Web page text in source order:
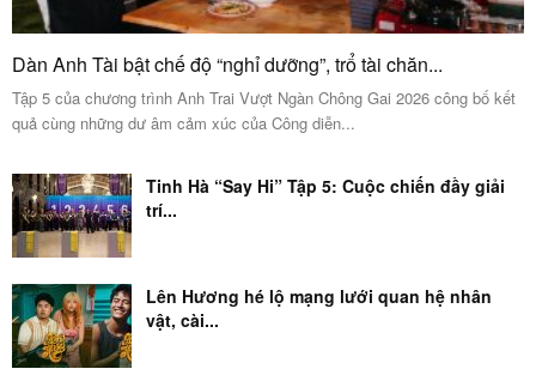
Dàn Anh Tài bật chế độ “nghỉ dưỡng”, trổ tài chăn...
Tập 5 của chương trình Anh Trai Vượt Ngàn Chông Gai 2026 công bố kết
quả cùng những dư âm cảm xúc của Công diễn...
Tinh Hà “Say Hi” Tập 5: Cuộc chiến đầy giải
trí...
Lên Hương hé lộ mạng lưới quan hệ nhân
vật, cài...